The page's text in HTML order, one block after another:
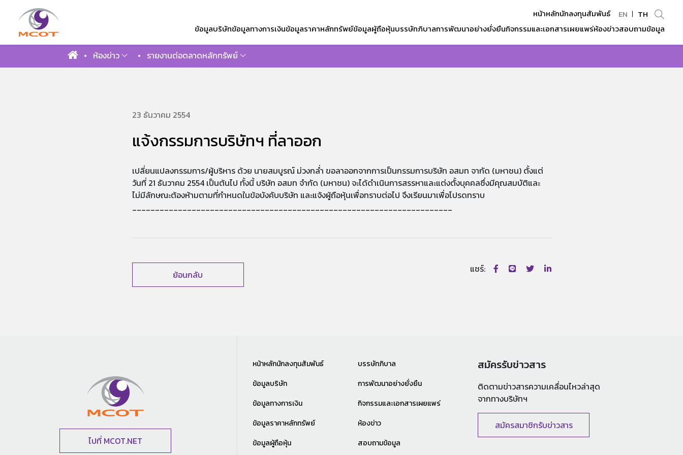
หน้าหลักนักลงทุนสัมพันธ์ EN TH
ค้นหาในเว็บไซต์
ข้อมูลบริษัทข้อมูลทางการเงินข้อมูลราคาหลักทรัพย์ข้อมูลผู้ถือหุ้นบรรษัทภิบาลการพัฒนาอย่างยั่งยืนกิจกรรมและเอกสารเผยแพร่ห้องข่าวสอบถามข้อมูล
ห้องข่าว รายงานต่อตลาดหลักทรัพย์
23 ธันวาคม 2554
แจ้งกรรมการบริษัทฯ ที่ลาออก
เปลี่ยนแปลงกรรมการ/ผู้บริหาร ด้วย นายสมบูรณ์ ม่วงกล่ำ ขอลาออกจากการเป็นกรรมการบริษัท อสมท จากัด (มหาชน) ตั้งแต่
วันที่ 21 ธันวาคม 2554 เป็นต้นไป ทั้งนี้ บริษัท อสมท จำกัด (มหาชน) จะได้ดำเนินการสรรหาและแต่งตั้งบุคคลซึ่งมีคุณสมบัติและ
ไม่มีลักษณะต้องห้ามตามที่กำหนดในข้อบังคับบริษัท และแจ้งผู้ถือหุ้นเพื่อทราบต่อไป จึงเรียนมาเพื่อโปรดทราบ
______________________________________________________________________
แชร์:
ย้อนกลับ
ไปที่ MCOT.NET
หน้าหลักนักลงทุนสัมพันธ์
ข้อมูลบริษัท
ข้อมูลทางการเงิน
ข้อมูลราคาหลักทรัพย์
ข้อมูลผู้ถือหุ้น
บรรษัทภิบาล
การพัฒนาอย่างยั่งยืน
กิจกรรมและเอกสารเผยแพร่
ห้องข่าว
สอบถามข้อมูล
สมัครรับข่าวสาร
ติดตามข่าวสารความเคลื่อนไหวล่าสุด
จากทางบริษัทฯ
สมัครสมาชิกรับข่าวสาร